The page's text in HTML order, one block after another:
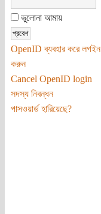
ভুলোনা আমায়
OpenID ব্যবহার করে লগইন
করুন
Cancel OpenID login
সদস্য নিবন্ধন
পাসওয়ার্ড হারিয়েছে?